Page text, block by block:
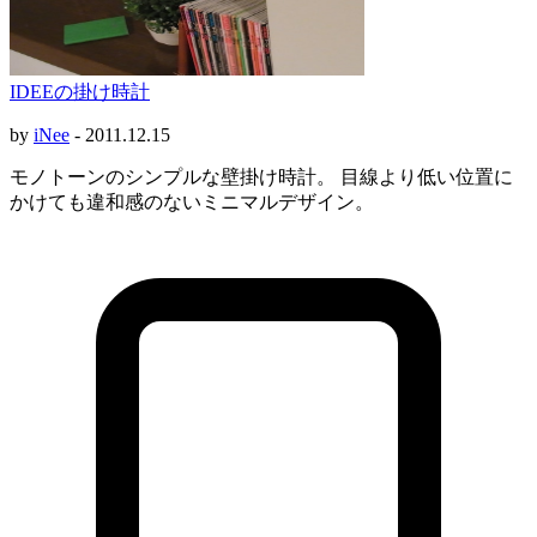
IDEEの掛け時計
by iNee - 2011.12.15
モノトーンのシンプルな壁掛け時計。 目線より低い位置に
かけても違和感のないミニマルデザイン。